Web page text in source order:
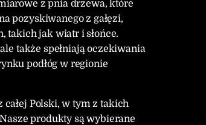
z pnia drzewa, które
pozyskiwanego z gałęzi,
takich jak wiatr i słońce.
także spełniają oczekiwania
podłóg w regionie
Polski, w tym z takich
produkty są wybierane